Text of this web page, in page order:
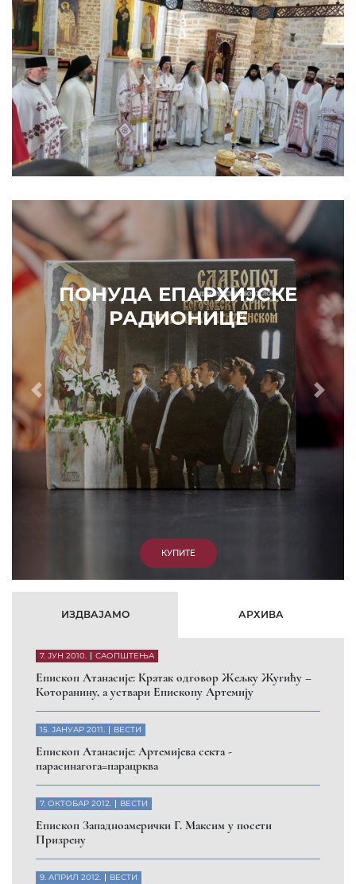
ПОНУДА ЕПАРХИЈСКЕ
РАДИОНИЦЕ
КУПИТЕ
Prethodni
ИЗДВАЈАМО АРХИВА
7. ЈУН 2010. САОПШТЕЊА
Eпископ Атанасије: Кратак одговор Жељку Жугићу –
Которанину, а уствари Епископу Артемију
15. ЈАНУАР 2011. ВЕСТИ
Eпископ Атанасије: Артемијева секта -
парасинагога=парацрква
7. ОКТОБАР 2012. ВЕСТИ
Eпископ Западноамерички Г. Максим у посети
Призрену
9. АПРИЛ 2012. ВЕСТИ